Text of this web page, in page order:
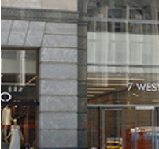
7 West 34 th Street